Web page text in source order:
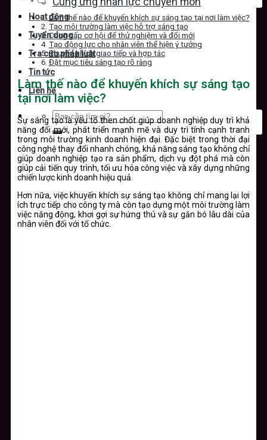
Hoạt động
Tuyển dụng
Tra cứu pháp luật
Tin tức
Liên hệ
Làm thế nào để khuyến khích sự sáng tạo tại nơi làm việc?
Tạo môi trường làm việc hỗ trợ sáng tạo
Cung cấp cơ hội để thử nghiệm và đổi mới
Tạo động lực cho nhân viên thể hiện ý tưởng
Khuyến khích giao tiếp và hợp tác
Đặt mục tiêu sáng tạo rõ ràng
Làm thế nào để khuyến khích sự sáng tạo
tại nơi làm việc?
Sự sáng tạo là yếu tố then chốt giúp doanh nghiệp duy trì khả
năng đổi mới, phát triển mạnh mẽ và duy trì tính cạnh tranh
trong môi trường kinh doanh hiện đại. Đặc biệt trong thời đại
công nghệ thay đổi nhanh chóng, khả năng sáng tạo không chỉ
giúp doanh nghiệp tạo ra sản phẩm, dịch vụ đột phá mà còn
giúp cải tiến quy trình, tối ưu hóa công việc và xây dựng những
chiến lược kinh doanh hiệu quả.
Hơn nữa, việc khuyến khích sự sáng tạo không chỉ mang lại lợi
ích trực tiếp cho công ty mà còn tạo dựng một môi trường làm
việc năng động, khơi gợi sự hứng thú và sự gắn bó lâu dài của
nhân viên đối với tổ chức.